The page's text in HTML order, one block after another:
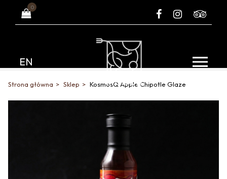
0
EN
Strona główna Sklep KosmosQ Apple Chipotle Glaze